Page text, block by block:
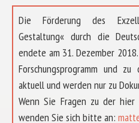
Die Förderung des
Gestaltung« durch die
endete am 31. Dezember
Forschungsprogramm und
aktuell und werden nur zu
Wenn Sie Fragen zu der
wenden Sie sich bitte an: